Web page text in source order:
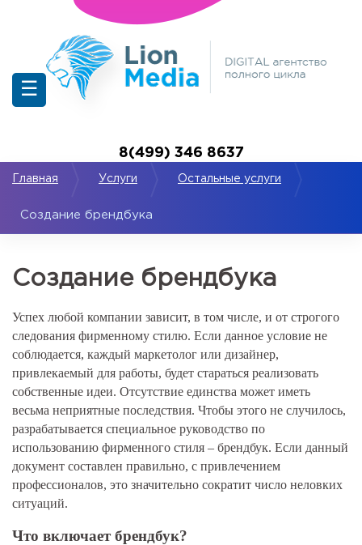
☰
8(499) 346 8637
Главная Услуги Остальные услуги
Создание брендбука
Создание брендбука
Успех любой компании зависит, в том числе, и от строгого
следования фирменному стилю. Если данное условие не
соблюдается, каждый маркетолог или дизайнер,
привлекаемый для работы, будет стараться реализовать
собственные идеи. Отсутствие единства может иметь
весьма неприятные последствия. Чтобы этого не случилось,
разрабатывается специальное руководство по
использованию фирменного стиля – брендбук. Если данный
документ составлен правильно, с привлечением
профессионалов, это значительно сократит число неловких
ситуаций.
Что включает брендбук?